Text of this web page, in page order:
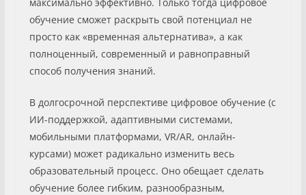
обучение сможет раскрыть свой потенциал не
просто как «временная альтернатива», а как
полноценный, современный и равноправный
способ получения знаний.
В долгосрочной перспективе цифровое обучение (с
ИИ-поддержкой, адаптивными системами,
мобильными платформами, VR/AR, онлайн-
курсами) может радикально изменить весь
образовательный процесс. Оно обещает сделать
обучение более гибким, разнообразным,